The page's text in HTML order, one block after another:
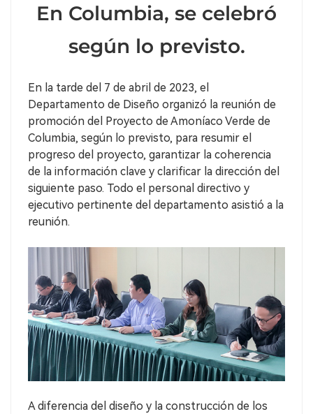
En Columbia, se celebró
según lo previsto.
En la tarde del 7 de abril de 2023, el
Departamento de Diseño organizó la reunión de
promoción del Proyecto de Amoníaco Verde de
Columbia, según lo previsto, para resumir el
progreso del proyecto, garantizar la coherencia
de la información clave y clarificar la dirección del
siguiente paso. Todo el personal directivo y
ejecutivo pertinente del departamento asistió a la
reunión.
A diferencia del diseño y la construcción de los